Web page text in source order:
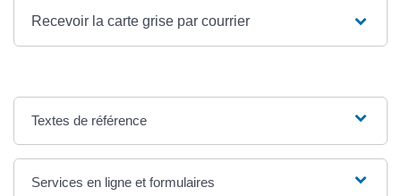
Recevoir la carte grise par courrier
Textes de référence
Services en ligne et formulaires